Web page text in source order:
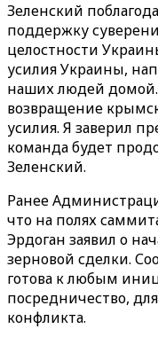
Зеленский
поддержку
целостности
усилия Украины,
наших людей
возвращение
усилия. Я заверил
команда будет
Зеленский.
Ранее
что на полях
Эрдоган заявил о
зерновой сделки.
готова к любым
посредничество,
конфликта.